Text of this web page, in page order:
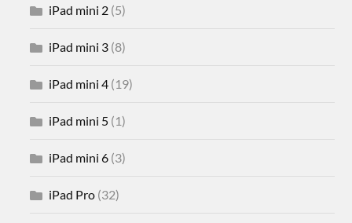
iPad mini 2 (5)
iPad mini 3 (8)
iPad mini 4 (19)
iPad mini 5 (1)
iPad mini 6 (3)
iPad Pro (32)